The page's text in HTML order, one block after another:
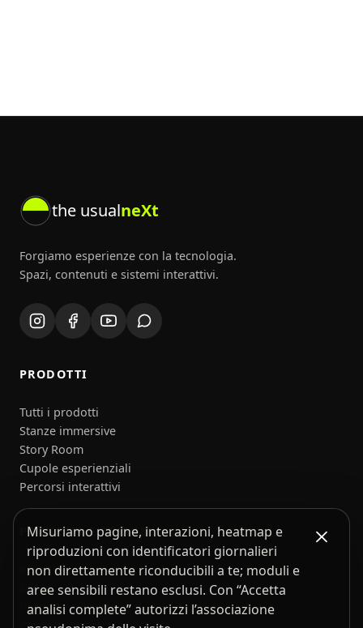
the usualneXt
Forgiamo esperienze con la tecnologia.
Spazi, contenuti e sistemi interattivi.
PRODOTTI
Tutti i prodotti
Stanze immersive
Story Room
Cupole esperienziali
Percorsi interattivi
PROGETTI E SERVIZI
Progetti
Servizi
Progetto su misura
Misuriamo pagine, interazioni, heatmap e
riproduzioni con identificatori giornalieri
non direttamente riconducibili a te; moduli e
aree sensibili restano esclusi. Con “Accetta
analisi complete” autorizzi l’associazione